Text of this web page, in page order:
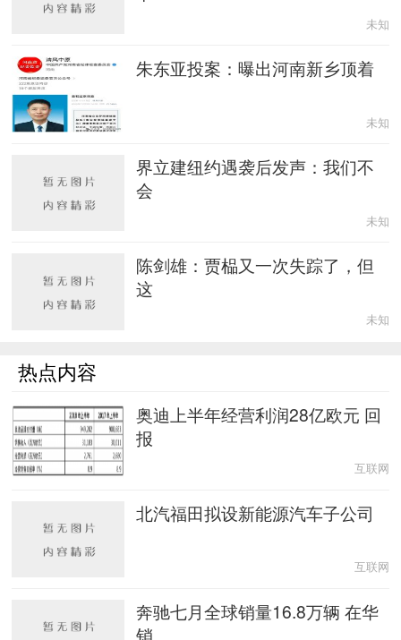
未知
朱东亚投案：曝出河南新乡顶着
未知
界立建纽约遇袭后发声：我们不
会
未知
陈剑雄：贾榀又一次失踪了，但
这
未知
热点内容
奥迪上半年经营利润28亿欧元 回
报
互联网
北汽福田拟设新能源汽车子公司
互联网
奔驰七月全球销量16.8万辆 在华
销